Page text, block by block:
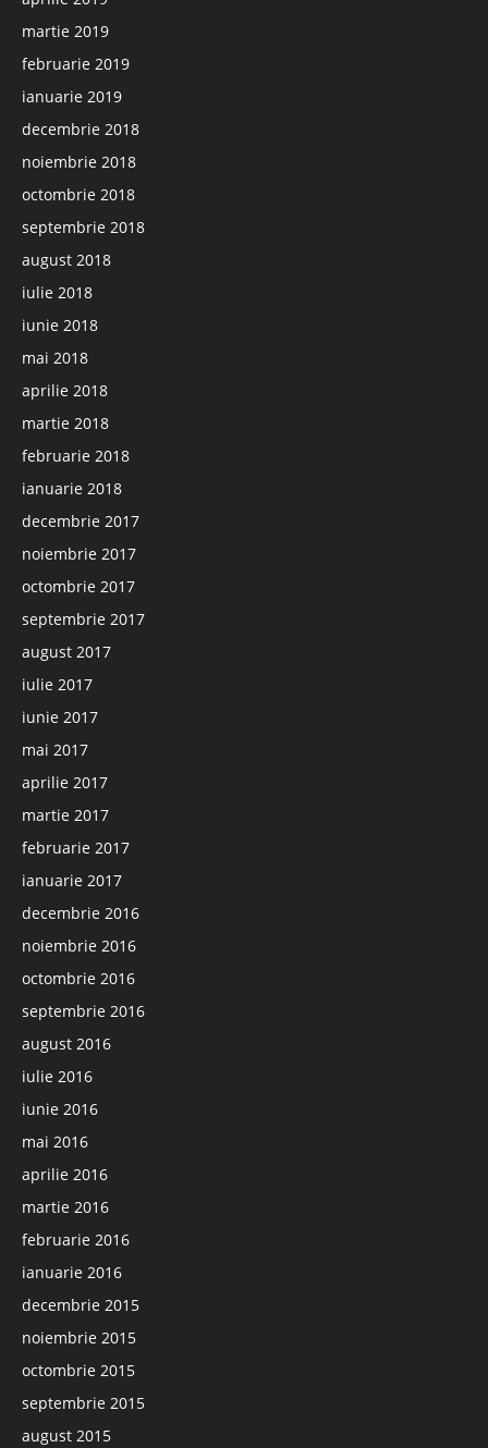
martie 2019
februarie 2019
ianuarie 2019
decembrie 2018
noiembrie 2018
octombrie 2018
septembrie 2018
august 2018
iulie 2018
iunie 2018
mai 2018
aprilie 2018
martie 2018
februarie 2018
ianuarie 2018
decembrie 2017
noiembrie 2017
octombrie 2017
septembrie 2017
august 2017
iulie 2017
iunie 2017
mai 2017
aprilie 2017
martie 2017
februarie 2017
ianuarie 2017
decembrie 2016
noiembrie 2016
octombrie 2016
septembrie 2016
august 2016
iulie 2016
iunie 2016
mai 2016
aprilie 2016
martie 2016
februarie 2016
ianuarie 2016
decembrie 2015
noiembrie 2015
octombrie 2015
septembrie 2015
august 2015